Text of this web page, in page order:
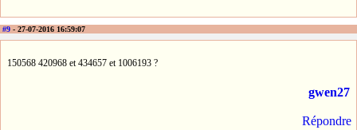
#9 - 27-07-2016 16:59:07
150568 420968 et 434657 et 1006193 ?
gwen27
Répondre